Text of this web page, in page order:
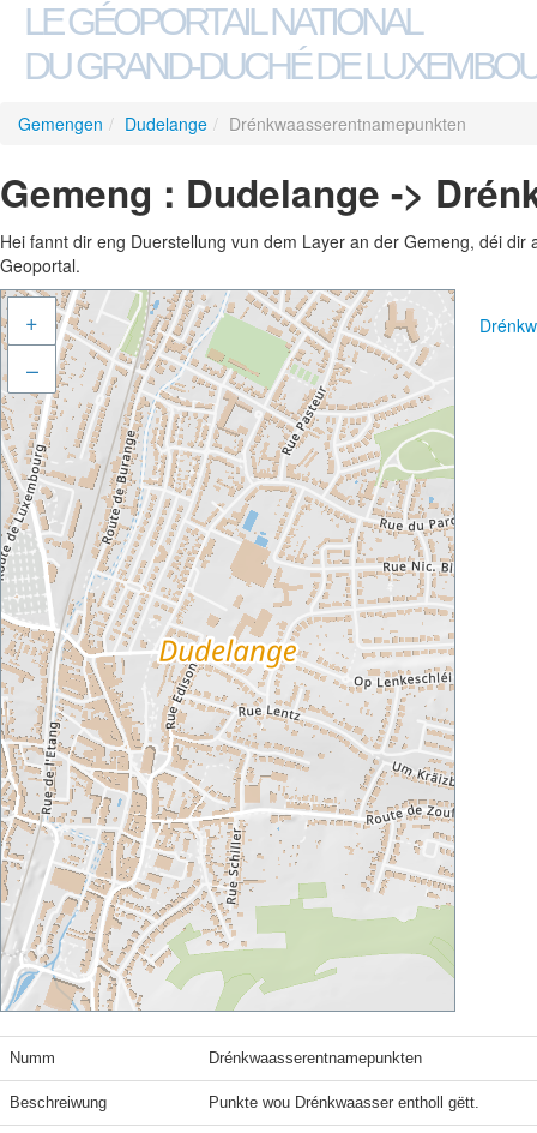
LE GÉOPORTAIL NATIONAL
DU GRAND-DUCHÉ DE
Gemengen / Dudelange / Drénkwaasserentnamepunkten
Gemeng : Dudelange ->
Hei fannt dir eng Duerstellung vun dem Layer an der Gemeng, déi
Geoportal.
+
–
Numm Drénkwaasserentnamepunkten
Beschreiwung Punkte wou Drénkwaasser entholl gëtt.